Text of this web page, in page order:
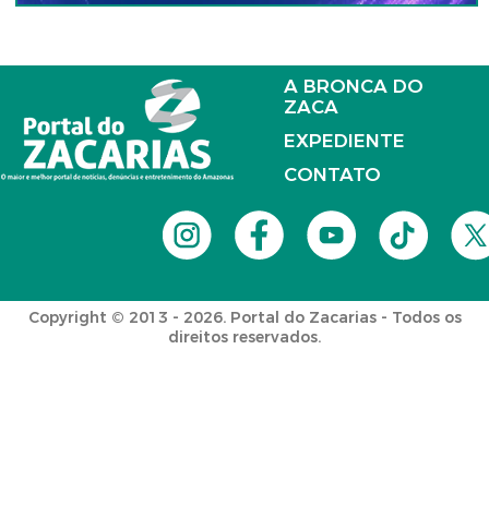
A BRONCA DO
ZACA
EXPEDIENTE
CONTATO
Copyright © 2013 - 2026. Portal do Zacarias - Todos os
direitos reservados.